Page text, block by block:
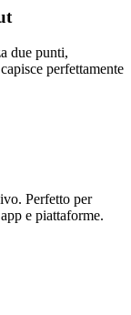
due punti,
perfettamente
Perfetto per
e piattaforme.